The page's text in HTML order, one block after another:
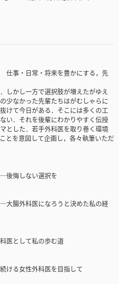
事・日常・将来を豊かにする，先
しかし一方で選択肢が増えたがゆえ
少なかった先輩たちはがむしゃらに
けて今日がある．そこには多くの工
い．それを後輩にわかりやすく伝授
とした．若手外科医を取り巻く環境
とを意図して企画し，各々執筆いただ
後悔しない選択を
腸外科医になろうと決めた私の経
医として私の歩む道
ける女性外科医を目指して